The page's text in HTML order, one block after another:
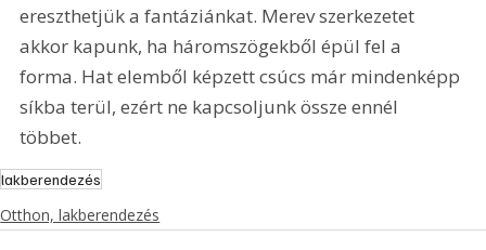
ereszthetjük a fantáziánkat. Merev szerkezetet
akkor kapunk, ha háromszögekből épül fel a
forma. Hat elemből képzett csúcs már mindenképp
síkba terül, ezért ne kapcsoljunk össze ennél
többet.
lakberendezés
Otthon, lakberendezés